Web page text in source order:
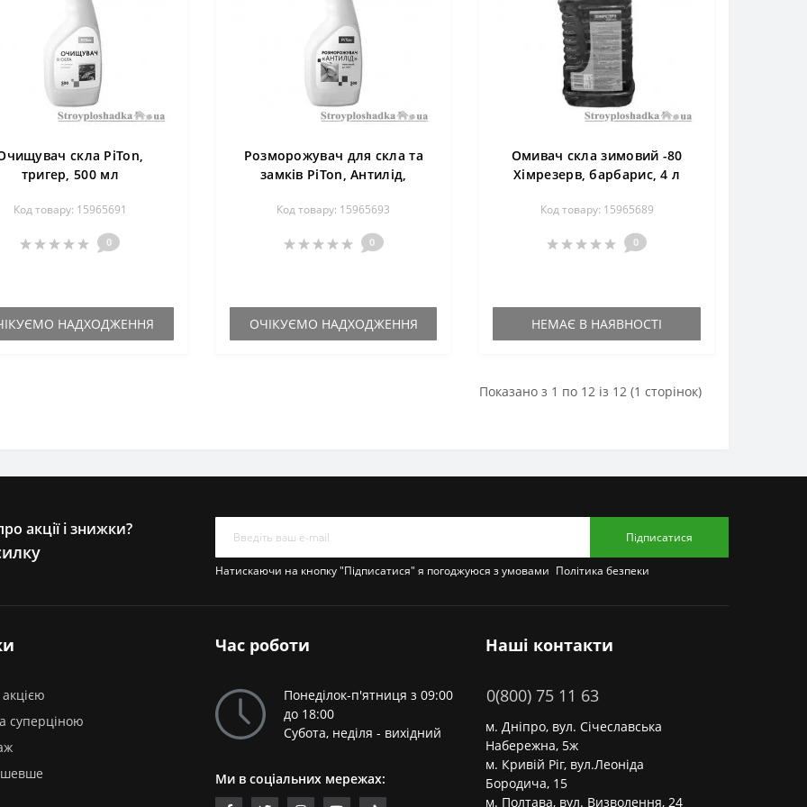
скла PiTon,
тригер, 500 мл
Код товару: 15965691
0
НАДХОДЖЕННЯ
Розморожувач для скла та
замків PiTon, Антилід,
Код товару: 15965693
0
ОЧІКУЄМО НАДХОДЖЕННЯ
Омивач скла зимовий -80
Хімрезерв, барбарис, 4 л
Код товару: 15965689
0
НЕМАЄ В НАЯВНОСТІ
Показано з 1 по 12 із 12 (1 сторінок)
акції і знижки? Підписатися
Натискаючи на кнопку "Підписатися" я погоджуюся з умовами Політика безпеки
суперціною
Час роботи
Понеділок-п'ятниця з 09:00
до 18:00
Субота, неділя - вихідний
Ми в соціальних мережах:
Наші контакти
0(800) 75 11 63
м. Дніпро, вул. Січеславська
Набережна, 5ж
м. Кривій Ріг, вул.Леоніда
Бородича, 15
м. Полтава, вул. Визволення, 24